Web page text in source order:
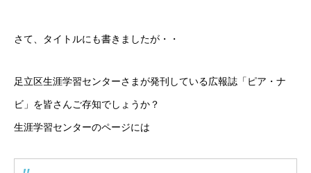
さて、タイトルにも書きましたが・・
足立区生涯学習センターさまが発刊している広報誌「ピア・ナ
ビ」を皆さんご存知でしょうか？
生涯学習センターのページには